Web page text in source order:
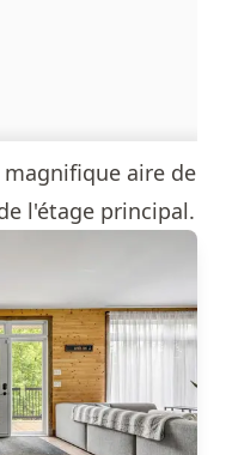
aire de
l'étage principal.